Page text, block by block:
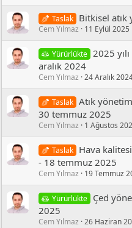
Taslak Bitkisel
Cem Yılmaz 11 Eylül 2025
Yürürlükte 2025
aralık 2024
Cem Yılmaz 24 Aralık
Taslak Atık
30 temmuz 2025
Cem Yılmaz 1 Ağustos
Taslak Hava
- 18 temmuz 2025
Cem Yılmaz 19 Temmuz
Yürürlükte Çed
2025
Cem Yılmaz 26 Haziran